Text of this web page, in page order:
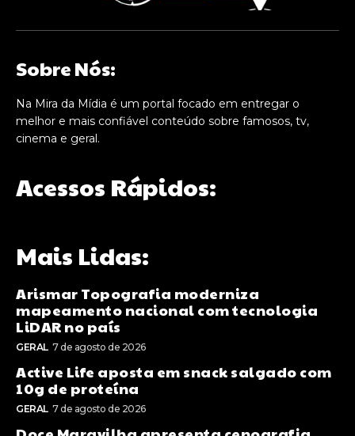
Sobre Nós:
Na Mira da Mídia é um portal focado em entregar o
melhor e mais confiável conteúdo sobre famosos, tv,
cinema e geral.
Acessos Rápidos:
Mais Lidas:
Arismar Topografia moderniza
mapeamento nacional com tecnologia
LiDAR no país
GERAL 7 de agosto de 2026
Active Life aposta em snack salgado com
10g de proteína
GERAL 7 de agosto de 2026